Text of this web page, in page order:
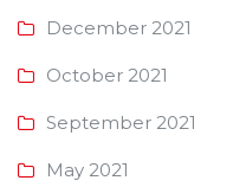
December 2021
October 2021
September 2021
May 2021